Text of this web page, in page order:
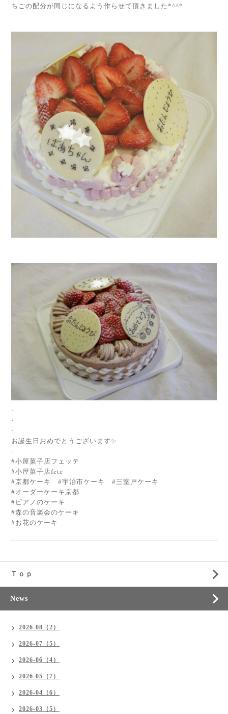
ちごの配分が同じになるよう作らせて頂きました*^^*
·
·
·
お誕生日おめでとうございます✨
·
#小屋菓子店フェッテ
#小屋菓子店fete
#京都ケーキ #宇治市ケーキ #三室戸ケーキ
#オーダーケーキ京都
#ピアノのケーキ
#森の音楽会のケーキ
#お花のケーキ
Ｔｏｐ
News
2026-08（2）
2026-07（5）
2026-06（4）
2026-05（7）
2026-04（6）
2026-03（5）